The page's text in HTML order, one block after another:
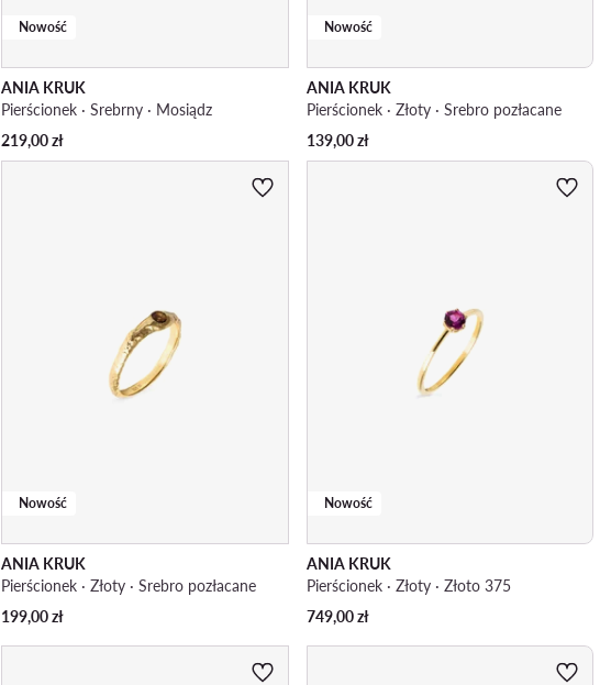
Nowość
ANIA KRUK
Pierścionek · Srebrny · Mosiądz
219,00zł
Nowość
ANIA KRUK
Pierścionek · Złoty · Srebro pozłacane
139,00zł
Nowość
ANIA KRUK
Pierścionek · Złoty · Srebro pozłacane
199,00zł
Nowość
ANIA KRUK
Pierścionek · Złoty · Złoto 375
749,00zł